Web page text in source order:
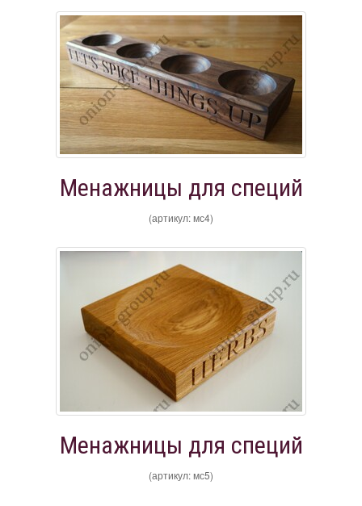
Менажницы для специй
(артикул: мс4)
Менажницы для специй
(артикул: мс5)